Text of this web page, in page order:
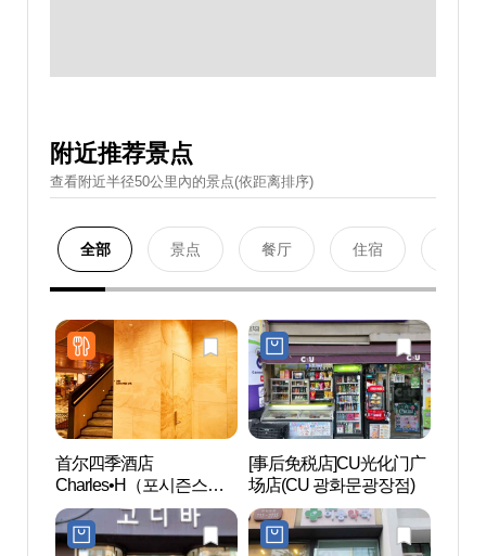
附近推荐景点
查看附近半径50公里內的景点(依距离排序)
全部 景点 餐厅 住宿
首尔四季酒店
Charles•H（포시즌스호
텔서울 찰스.H）
[事后免税店]CU光化门广
场店(CU 광화문광장점)